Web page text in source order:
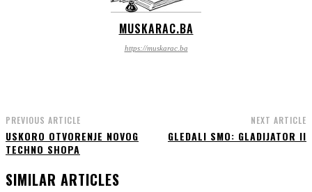
MUSKARAC.BA
https://muskarac.ba
PREVIOUS ARTICLE
USKORO OTVORENJE NOVOG
TECHNO SHOPA
NEXT ARTICLE
GLEDALI SMO: GLADIJATOR II
SIMILAR ARTICLES